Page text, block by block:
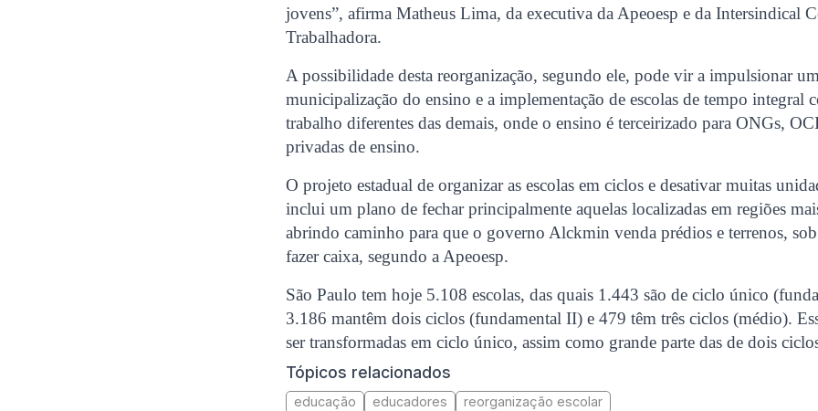
jovens”, afirma Matheus Lima, da executiva da Apeoesp e da Intersindical
Trabalhadora.
A possibilidade desta reorganização, segundo ele, pode vir a impulsionar
municipalização do ensino e a implementação de escolas de tempo integral
trabalho diferentes das demais, onde o ensino é terceirizado para ONGs,
privadas de ensino.
O projeto estadual de organizar as escolas em ciclos e desativar muitas
inclui um plano de fechar principalmente aquelas localizadas em regiões
abrindo caminho para que o governo Alckmin venda prédios e terrenos,
fazer caixa, segundo a Apeoesp.
São Paulo tem hoje 5.108 escolas, das quais 1.443 são de ciclo único
3.186 mantêm dois ciclos (fundamental II) e 479 têm três ciclos (médio).
ser transformadas em ciclo único, assim como grande parte das de dois
Tópicos relacionados
educação educadores reorganização escolar